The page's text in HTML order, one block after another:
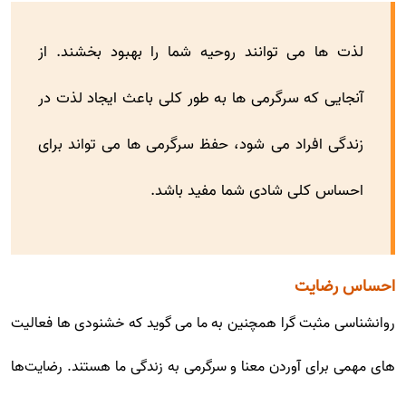
لذت ها می توانند روحیه شما را بهبود بخشند. از
آنجایی که سرگرمی ها به طور کلی باعث ایجاد لذت در
زندگی افراد می شود، حفظ سرگرمی ها می تواند برای
احساس کلی شادی شما مفید باشد.
احساس رضایت
روانشناسی مثبت گرا همچنین به ما می گوید که خشنودی ها فعالیت
های مهمی برای آوردن معنا و سرگرمی به زندگی ما هستند. رضایت‌ها